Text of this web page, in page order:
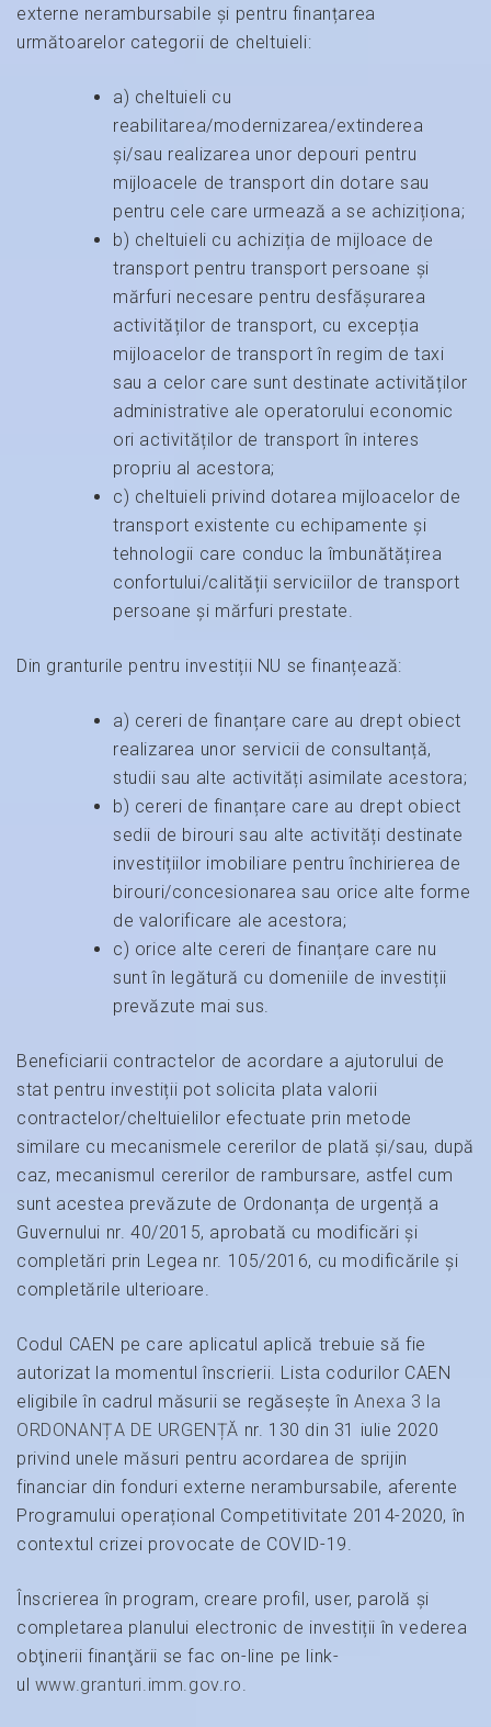
externe nerambursabile și pentru finanțarea
următoarelor categorii de cheltuieli:
a) cheltuieli cu
reabilitarea/modernizarea/extinderea
și/sau realizarea unor depouri pentru
mijloacele de transport din dotare sau
pentru cele care urmează a se achiziționa;
b) cheltuieli cu achiziția de mijloace de
transport pentru transport persoane și
mărfuri necesare pentru desfășurarea
activităților de transport, cu excepția
mijloacelor de transport în regim de taxi
sau a celor care sunt destinate activităților
administrative ale operatorului economic
ori activităților de transport în interes
propriu al acestora;
c) cheltuieli privind dotarea mijloacelor de
transport existente cu echipamente și
tehnologii care conduc la îmbunătățirea
confortului/calității serviciilor de transport
persoane și mărfuri prestate.
Din granturile pentru investiții NU se finanțează:
a) cereri de finanțare care au drept obiect
realizarea unor servicii de consultanță,
studii sau alte activități asimilate acestora;
b) cereri de finanțare care au drept obiect
sedii de birouri sau alte activități destinate
investițiilor imobiliare pentru închirierea de
birouri/concesionarea sau orice alte forme
de valorificare ale acestora;
c) orice alte cereri de finanțare care nu
sunt în legătură cu domeniile de investiții
prevăzute mai sus.
Beneficiarii contractelor de acordare a ajutorului de
stat pentru investiții pot solicita plata valorii
contractelor/cheltuielilor efectuate prin metode
similare cu mecanismele cererilor de plată și/sau, după
caz, mecanismul cererilor de rambursare, astfel cum
sunt acestea prevăzute de Ordonanța de urgență a
Guvernului nr. 40/2015, aprobată cu modificări și
completări prin Legea nr. 105/2016, cu modificările și
completările ulterioare.
Codul CAEN pe care aplicatul aplică trebuie să fie
autorizat la momentul înscrierii. Lista codurilor CAEN
eligibile în cadrul măsurii se regăsește înAnexa 3 la
ORDONANȚA DE URGENȚĂ nr. 130 din 31 iulie 2020
privind unele măsuri pentru acordarea de sprijin
financiar din fonduri externe nerambursabile, aferente
Programului operațional Competitivitate 2014-2020, în
contextul crizei provocate de COVID-19.
Înscrierea în program, creare profil, user, parolă şi
completarea planului electronic de investiții în vederea
obţinerii finanţării se fac on-line pe link-
ul www.granturi.imm.gov.ro